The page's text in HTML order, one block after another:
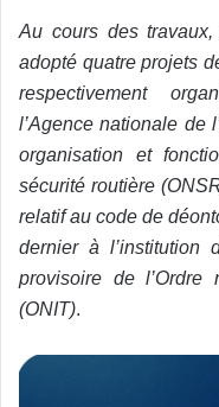
Au cours des
adopté quatre projets
respectivement
l’Agence nationale de
organisation et
sécurité routière
relatif au code de
dernier à l’institution
provisoire de
(ONIT).